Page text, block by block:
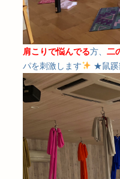
肩こりで悩んでる方、 二
パを刺激します
★鼠蹊